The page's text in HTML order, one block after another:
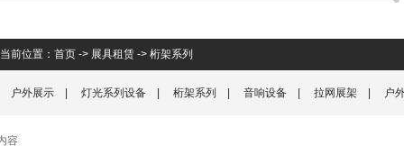
当前位置： 首页 -> 展具租赁 -> 桁架系列
户外展示 灯光系列设备 桁架系列 音响设备 拉网展架 户
容